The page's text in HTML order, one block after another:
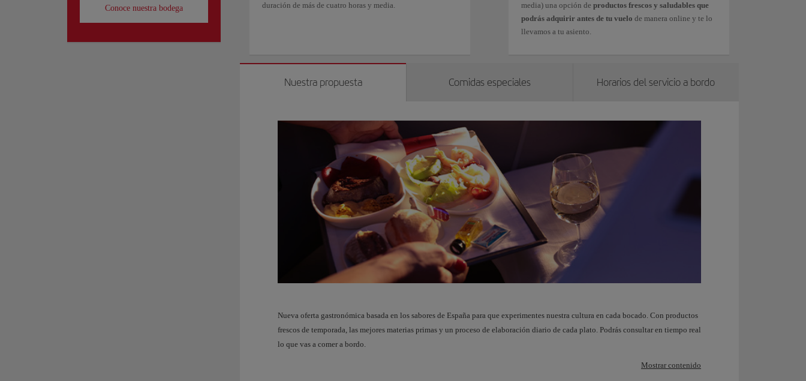
duración de más de cuatro horas y media.
media) una opción de productos frescos y saludables que
podrás adquirir antes de tu vuelo de manera online y te lo
llevamos a tu asiento.
Nuestra propuesta Comidas especiales Horarios del servicio a bordo
Nueva oferta gastronómica basada en los sabores de España para que experimentes nuestra cultura en cada bocado. Con productos
frescos de temporada, las mejores materias primas y un proceso de elaboración diario de cada plato. Podrás consultar en tiempo real
lo que vas a comer a bordo.
Mostrar contenido
Conoce nuestra bodega